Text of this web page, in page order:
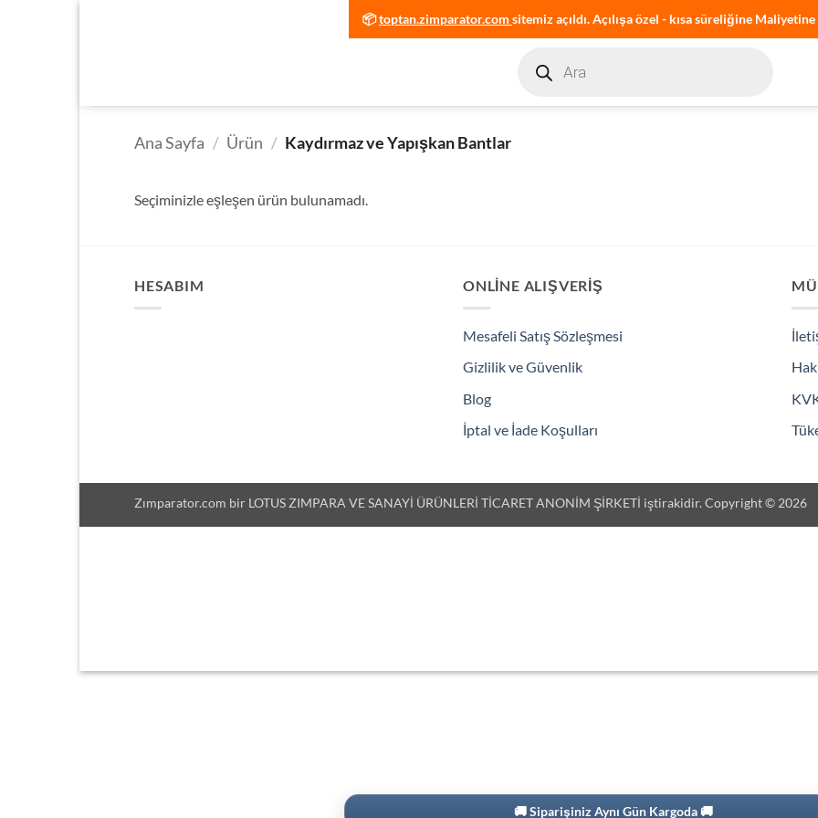
📦toptan.zimparator.com sitemiz açıldı. Açılışa özel - kısa süreliğine Maliyetine
search
Ana Sayfa / Ürün / Kaydırmaz ve Yapışkan Bantlar
Seçiminizle eşleşen ürün bulunamadı.
HESABIM ONLINE ALIŞVERIŞ
Mesafeli Satış Sözleşmesi
Gizlilik ve Güvenlik
Blog
İptal ve İade Koşulları
Zımparator.com bir LOTUS ZIMPARA VE SANAYİ ÜRÜNLERİ TİCARET ANONİM ŞİRKETİ iştirakidir. Copyright © 2026
🚚 Siparişiniz Aynı Gün Kargoda 🚚